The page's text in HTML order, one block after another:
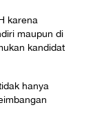
karena
maupun di
kandidat
hanya